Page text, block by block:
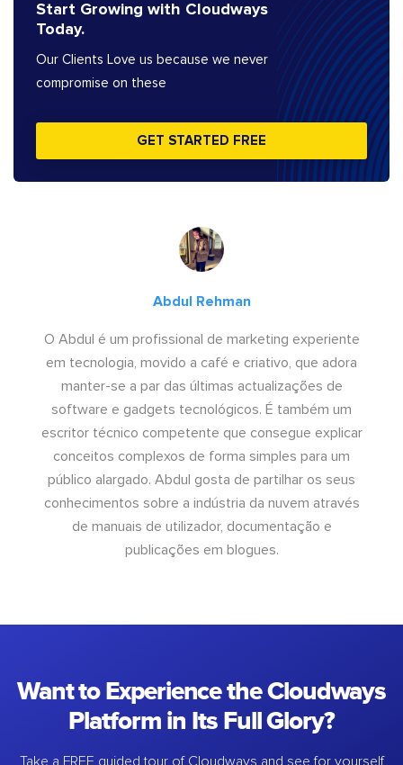
Start Growing with Cloudways
Today.
Our Clients Love us because we never
compromise on these
GET STARTED FREE
Abdul Rehman
O Abdul é um profissional de marketing experiente
em tecnologia, movido a café e criativo, que adora
manter-se a par das últimas actualizações de
software e gadgets tecnológicos. É também um
escritor técnico competente que consegue explicar
conceitos complexos de forma simples para um
público alargado. Abdul gosta de partilhar os seus
conhecimentos sobre a indústria da nuvem através
de manuais de utilizador, documentação e
publicações em blogues.
Want to Experience the Cloudways
Platform in Its Full Glory?
Take a FREE guided tour of Cloudways and see for yourself